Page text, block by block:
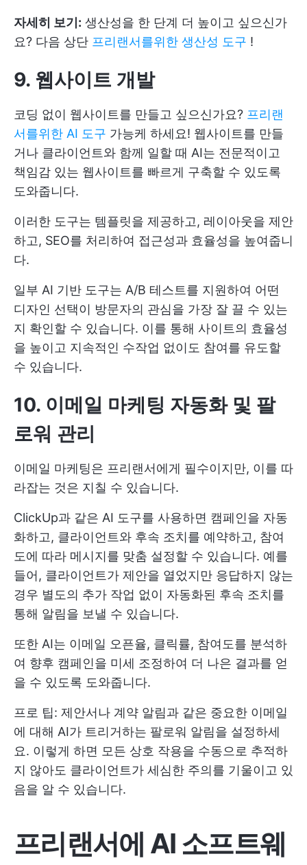
자세히 보기: 생산성을 한 단계 더 높이고 싶으신가
요? 다음 상단 프리랜서를위한 생산성 도구 !
9. 웹사이트 개발
코딩 없이 웹사이트를 만들고 싶으신가요? 프리랜
서를위한 AI 도구 가능케 하세요! 웹사이트를 만들
거나 클라이언트와 함께 일할 때 AI는 전문적이고
책임감 있는 웹사이트를 빠르게 구축할 수 있도록
도와줍니다.
이러한 도구는 템플릿을 제공하고, 레이아웃을 제안
하고, SEO를 처리하여 접근성과 효율성을 높여줍니
다.
일부 AI 기반 도구는 A/B 테스트를 지원하여 어떤
디자인 선택이 방문자의 관심을 가장 잘 끌 수 있는
지 확인할 수 있습니다. 이를 통해 사이트의 효율성
을 높이고 지속적인 수작업 없이도 참여를 유도할
수 있습니다.
10. 이메일 마케팅 자동화 및 팔
로워 관리
이메일 마케팅은 프리랜서에게 필수이지만, 이를 따
라잡는 것은 지칠 수 있습니다.
ClickUp과 같은 AI 도구를 사용하면 캠페인을 자동
화하고, 클라이언트와 후속 조치를 예약하고, 참여
도에 따라 메시지를 맞춤 설정할 수 있습니다. 예를
들어, 클라이언트가 제안을 열었지만 응답하지 않는
경우 별도의 추가 작업 없이 자동화된 후속 조치를
통해 알림을 보낼 수 있습니다.
또한 AI는 이메일 오픈율, 클릭률, 참여도를 분석하
여 향후 캠페인을 미세 조정하여 더 나은 결과를 얻
을 수 있도록 도와줍니다.
프로 팁: 제안서나 계약 알림과 같은 중요한 이메일
에 대해 AI가 트리거하는 팔로워 알림을 설정하세
요. 이렇게 하면 모든 상호 작용을 수동으로 추적하
지 않아도 클라이언트가 세심한 주의를 기울이고 있
음을 알 수 있습니다.
프리랜서에 AI 소프트웨